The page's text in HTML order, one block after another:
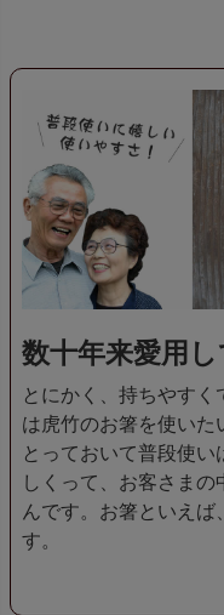
数十年来愛用し
とにかく、持ちやす
は虎竹のお箸を使いた
とっておいて普段使
しくって、お客さま
んです。お箸といえ
す。